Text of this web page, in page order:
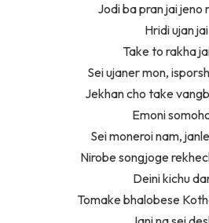
Jodi ba pran jai jeno
Hridi ujan jai
Take to rakha
Sei ujaner mon,
Jekhan cho take
Emoni
Sei moneroi nam,
Nirobe songjoge
Deini kichu
Tomake bhalobese